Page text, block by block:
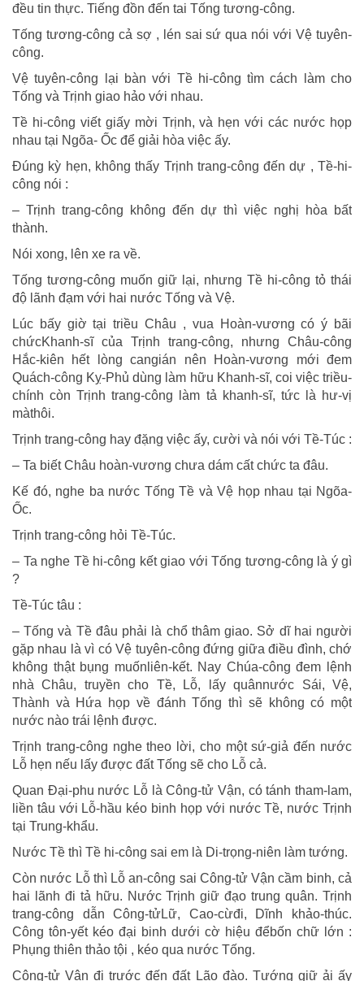
đều tin thực. Tiếng đồn đến tai Tống tương-công.
Tống tương-công cả sợ , lén sai sứ qua nói với Vệ tuyên-
công.
Vệ tuyên-công lại bàn với Tề hi-công tìm cách làm cho
Tống và Trịnh giao hảo với nhau.
Tề hi-công viết giấy mời Trịnh, và hẹn với các nước họp
nhau tại Ngõa- Ốc để giải hòa việc ấy.
Đúng kỳ hẹn, không thấy Trịnh trang-công đến dự , Tề-hi-
công nói :
– Trịnh trang-công không đến dự thì việc nghị hòa bất
thành.
Nói xong, lên xe ra về.
Tống tương-công muốn giữ lại, nhưng Tề hi-công tỏ thái
độ lãnh đạm với hai nước Tống và Vệ.
Lúc bấy giờ tại triều Châu , vua Hoàn-vương có ý bãi
chứcKhanh-sĩ của Trịnh trang-công, nhưng Châu-công
Hắc-kiên hết lòng cangián nên Hoàn-vương mới đem
Quách-công Kỵ-Phủ dùng làm hữu Khanh-sĩ, coi việc triều-
chính còn Trịnh trang-công làm tả khanh-sĩ, tức là hư-vị
màthôi.
Trịnh trang-công hay đặng việc ấy, cười và nói với Tề-Túc :
– Ta biết Châu hoàn-vương chưa dám cất chức ta đâu.
Kế đó, nghe ba nước Tống Tề và Vệ họp nhau tại Ngõa-
Ốc.
Trịnh trang-công hỏi Tề-Túc.
– Ta nghe Tề hi-công kết giao với Tống tương-công là ý gì
?
Tề-Túc tâu :
– Tống và Tề đâu phải là chổ thâm giao. Sở dĩ hai người
gặp nhau là vì có Vệ tuyên-công đứng giữa điều đình, chớ
không thật bụng muốnliên-kết. Nay Chúa-công đem lệnh
nhà Châu, truyền cho Tề, Lỗ, lấy quânnước Sái, Vệ,
Thành và Hứa họp về đánh Tống thì sẽ không có một
nước nào trái lệnh được.
Trịnh trang-công nghe theo lời, cho một sứ-giả đến nước
Lỗ hẹn nếu lấy được đất Tống sẽ cho Lỗ cả.
Quan Đại-phu nước Lỗ là Công-tử Vận, có tánh tham-lam,
liền tâu với Lỗ-hầu kéo binh họp với nước Tề, nước Trịnh
tại Trung-khẩu.
Nước Tề thì Tề hi-công sai em là Di-trọng-niên làm tướng.
Còn nước Lỗ thì Lỗ an-công sai Công-tử Vận cầm binh, cả
hai lãnh đi tả hữu. Nước Trịnh giữ đạo trung quân. Trịnh
trang-công dẫn Công-tửLữ, Cao-cừđi, Dĩnh khảo-thúc.
Công tôn-yết kéo đại binh dưới cờ hiệu đểbốn chữ lớn :
Phụng thiên thảo tội , kéo qua nước Tống.
Công-tử Vận đi trước đến đất Lão đào. Tướng giữ ải ấy